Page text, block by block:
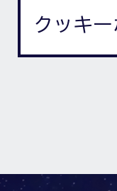
クッキ